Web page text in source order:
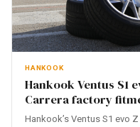
HANKOOK
Hankook Ventus S1
Carrera factory
Hankook’s Ventus S1 evo